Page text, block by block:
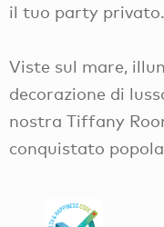
il tuo party privato.
Viste sul mare,
decorazione di
nostra Tiffany
conquistato